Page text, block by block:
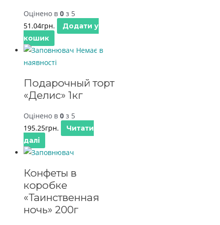
Оцінено в 0 з 5
51.04грн.
Додати у
кошик
Немає в
наявності
Подарочный торт
«Делис» 1кг
Оцінено в 0 з 5
195.25грн.
Читати
далі
Конфеты в
коробке
«Таинственная
ночь» 200г